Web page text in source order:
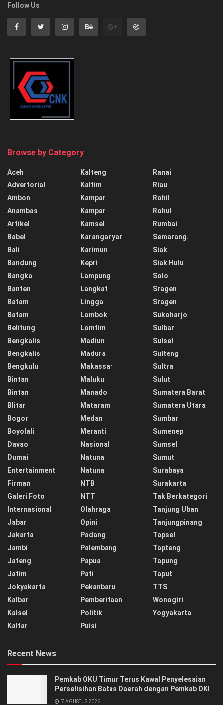
Follow Us
Browse by Category
Aceh
Advertorial
Ambon
Anambas
Artikel
Babel
Bali
Bandung
Bangka
Banten
Batam
Batam
Belitung
Bengkalis
Bengkalis
Bengkulu
Bintan
Bintan
Blitar
Bogor
Boyolali
Davao
Dumai
Entertainment
Firman
Galeri Foto
Internasional
Jabar
Jakarta
Jambi
Jateng
Jatim
Jokyakarta
Kalbar
Kalsel
Kaltar
Kalteng
Kaltim
Kampar
Kampar
Kamsel
Karanganyar
Karimun
Kepri
Lampung
Langkat
Lingga
Lombok
Lomtim
Madiun
Madura
Makassar
Maluku
Manado
Mataram
Medan
Meranti
Nasional
Natuna
Natuna
NTB
NTT
Olahraga
Opini
Padang
Palembang
Papua
Pati
Pekanbaru
Pemberitaan
Politik
Puisi
Ranai
Riau
Rohil
Rohul
Rumbai
Semarang.
Siak
Siak Hulu
Solo
Sragen
Sragen
Sukoharjo
Sulbar
Sulsel
Sulteng
Sultra
Sulut
Sumatera Barat
Sumatera Utara
Sumbar
Sumenep
Sumsel
Sumut
Surabaya
Surakarta
Tak Berkategori
Tanjung Uban
Tanjungpinang
Tapsel
Tapteng
Tapung
Taput
TTS
Wonogiri
Yogyakarta
Recent News
Pemkab OKU Timur Terus Kawal Penyelesaian
Perselisihan Batas Daerah dengan Pemkab OKI
7 AGUSTUS 2026